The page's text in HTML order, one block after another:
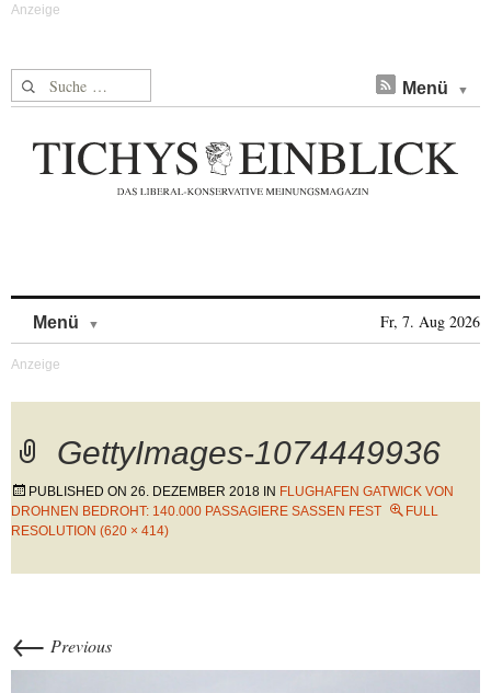
Suche nach: Menü
Menü Fr, 7. Aug 2026
GettyImages-1074449936
PUBLISHED ON 26. DEZEMBER 2018 IN FLUGHAFEN GATWICK VON
DROHNEN BEDROHT: 140.000 PASSAGIERE SASSEN FEST
FULL
RESOLUTION (620 × 414)
← Previous